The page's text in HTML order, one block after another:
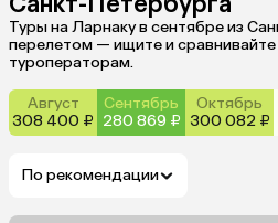
Туры на Ларнаку в сентябре из
перелетом — ищите и
туроператорам.
Август
308 400 ₽
Сентябрь
280 869 ₽
Октябрь
300 082 ₽
По рекомендации